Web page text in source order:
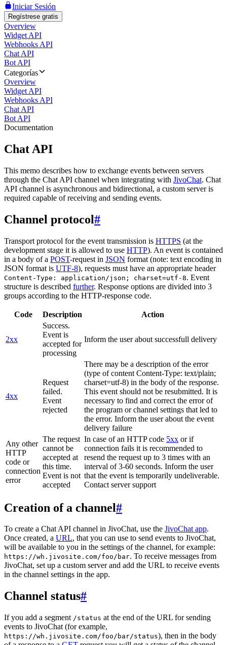
Iniciar Sesión
Regístrese gratis
Overview
Widget API
Webhooks API
Chat API
Bot API
Categorías
Overview
Widget API
Webhooks API
Chat API
Bot API
Documentation
Chat API
This memo describes how to exchange events between servers
through the Chat API channel when integrating with JivoChat. Chat
API channel is asynchronous and bidirectional, a custom server is
required capable of receiving and sending events.
Channel protocol#
Transport protocol for the event transmission is HTTPS (at the
development stage it is allowed to use HTTP). An event is contained
in a body of a POST-request in JSON format (note: text encoding in
JSON format is UTF-8), requests must have an appropriate header
Content-Type: application/json; charset=utf-8. Event
structure is described further. Response options are divided into 3
groups according to the HTTP-response code.
Code Description Action
2xx
Success.
Event is
accepted for
processing
Inform the user about successfull delivery
4xx
Request
failed.
Event
rejected
There may be a description of the error
(type of content Content-Type: text/plain;
charset=utf-8) in the body of the response.
This event should not be resubmitted. It is
necessary to find and correct the error of
the program or channel settings that led to
the error. Inform the user about the event
delivery failure
Any other
HTTP
code or
connection
error
The request
cannot be
accepted at
this time.
Event is not
accepted
In case of an HTTP code 5xx or if
connection fails it is recommended to
resend the request up to 3 times with an
interval of 3-60 seconds. Inform the user
that the event is temporarily undeliverable.
Contact server support
Creation of a channel#
To create a Chat API channel in JivoChat, use the JivoChat app.
Once created, a URL, that you can use to send events to JivoChat,
will be available to you in the settings of the channel, for example:
https://wh.jivosite.com/foo/bar. To receive messages from
JivoChat, set up a custom server and add the URL to receive events
in the channel settings in the app.
Channel status#
If you add a segment /status at the end of the URL for sending
events to JivoChat (for example,
https://wh.jivosite.com/foo/bar/status), then in the body